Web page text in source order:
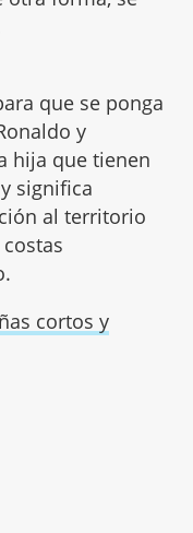
que se ponga
y
hija que tienen
y significa
al territorio
cortos y